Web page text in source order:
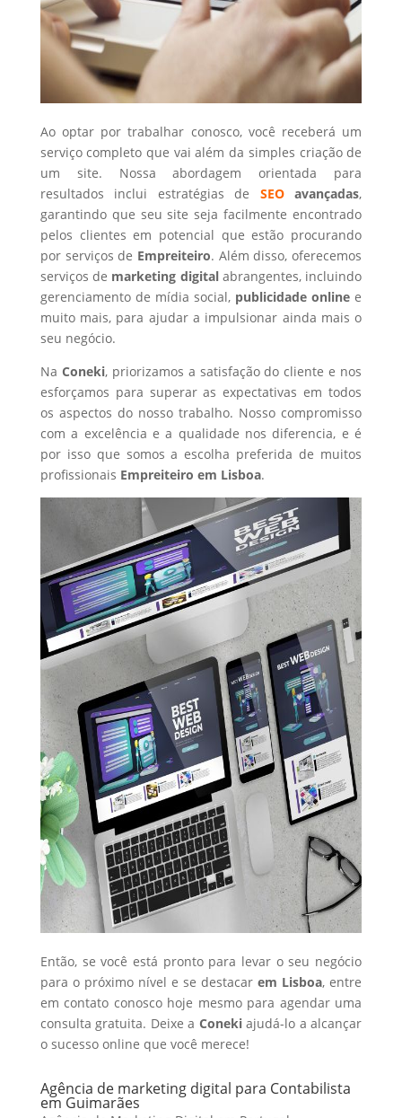
Ao optar por trabalhar conosco, você receberá um
serviço completo que vai além da simples criação de
um site. Nossa abordagem orientada para
resultados inclui estratégias de SEOavançadas,
garantindo que seu site seja facilmente encontrado
pelos clientes em potencial que estão procurando
por serviços de Empreiteiro. Além disso, oferecemos
serviços de marketing digital abrangentes, incluindo
gerenciamento de mídia social, publicidade online e
muito mais, para ajudar a impulsionar ainda mais o
seu negócio.
Na Coneki, priorizamos a satisfação do cliente e nos
esforçamos para superar as expectativas em todos
os aspectos do nosso trabalho. Nosso compromisso
com a excelência e a qualidade nos diferencia, e é
por isso que somos a escolha preferida de muitos
profissionais Empreiteiro em Lisboa.
Então, se você está pronto para levar o seu negócio
para o próximo nível e se destacarem Lisboa, entre
em contato conosco hoje mesmo para agendar uma
consulta gratuita. Deixe a Conekiajudá-lo a alcançar
o sucesso online que você merece!
Agência de marketing digital para Contabilista
em Guimarães